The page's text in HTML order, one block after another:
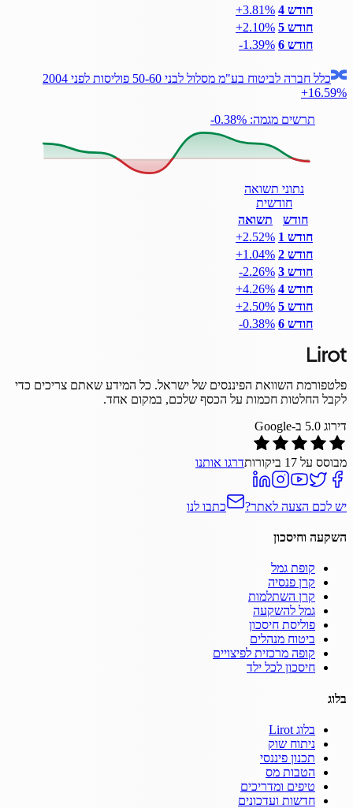
חודש 4
‎+3.81%
חודש 5
‎+2.10%
חודש 6
‎-1.39%
כלל חברה לביטוח בע"מ מסלול לבני 50-60 פוליסות לפני 2004
+16.59%
תרשים מגמה: ‎-0.38%
נתוני תשואה
חודשית
חודש
תשואה
חודש 1
‎+2.52%
חודש 2
‎+1.04%
חודש 3
‎-2.26%
חודש 4
‎+4.26%
חודש 5
‎+2.50%
חודש 6
‎-0.38%
פלטפורמת השוואת הפיננסים של ישראל. כל המידע שאתם צריכים כדי
לקבל החלטות חכמות על הכסף שלכם, במקום אחד.
דירוג 5.0 ב-Google
מבוסס על 17 ביקורותדרגו אותנו
יש לכם הצעה לאתר? כתבו לנו
השקעה וחיסכון
קופת גמל
קרן פנסיה
קרן השתלמות
גמל להשקעה
פוליסת חיסכון
ביטוח מנהלים
קופה מרכזית לפיצויים
חיסכון לכל ילד
בלוג
בלוג Lirot
ניתוח שוק
תכנון פיננסי
הטבות מס
טיפים ומדריכים
חדשות ועדכונים